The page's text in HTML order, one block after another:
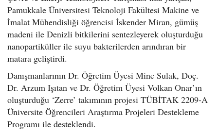
Pamukkale Üniversitesi Teknoloji Fakültesi Makine ve
İmalat Mühendisliği öğrencisi İskender Miran, gümüş
madeni ile Denizli bitkilerini sentezleyerek oluşturduğu
nanopartiküller ile suyu bakterilerden arındıran bir
matara geliştirdi.
Danışmanlarının Dr. Öğretim Üyesi Mine Sulak, Doç.
Dr. Arzum Işıtan ve Dr. Öğretim Üyesi Volkan Onar’ın
oluşturduğu ‘Zerre’ takımının projesi TÜBİTAK 2209-A
Üniversite Öğrencileri Araştırma Projeleri Destekleme
Programı ile desteklendi.